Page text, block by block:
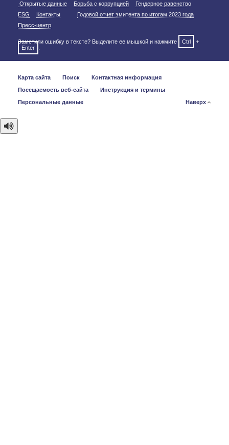
Открытые данные
Борьба с коррупцией
Гендерное равенство
ESG
Контакты
Годовой отчет эмитента по итогам 2023 года
Пресс-центр
Заметили ошибку в тексте? Выделите ее мышкой и нажмите Ctrl
+
Enter
Карта сайта Поиск
Контактная информация
Посещаемость веб-сайта
Инструкция и термины
Персональные данные
Наверх